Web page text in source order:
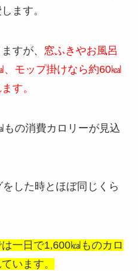
ます。
すが、 窓ふきやお風呂
モップ掛けなら約60㎉
す。
の消費カロリーが見込
した時とほぼ同じくら
一日で1,600㎉ものカロ
います。